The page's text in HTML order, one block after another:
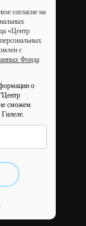
согласие на
«Центр
с
Фонда
о
сможем